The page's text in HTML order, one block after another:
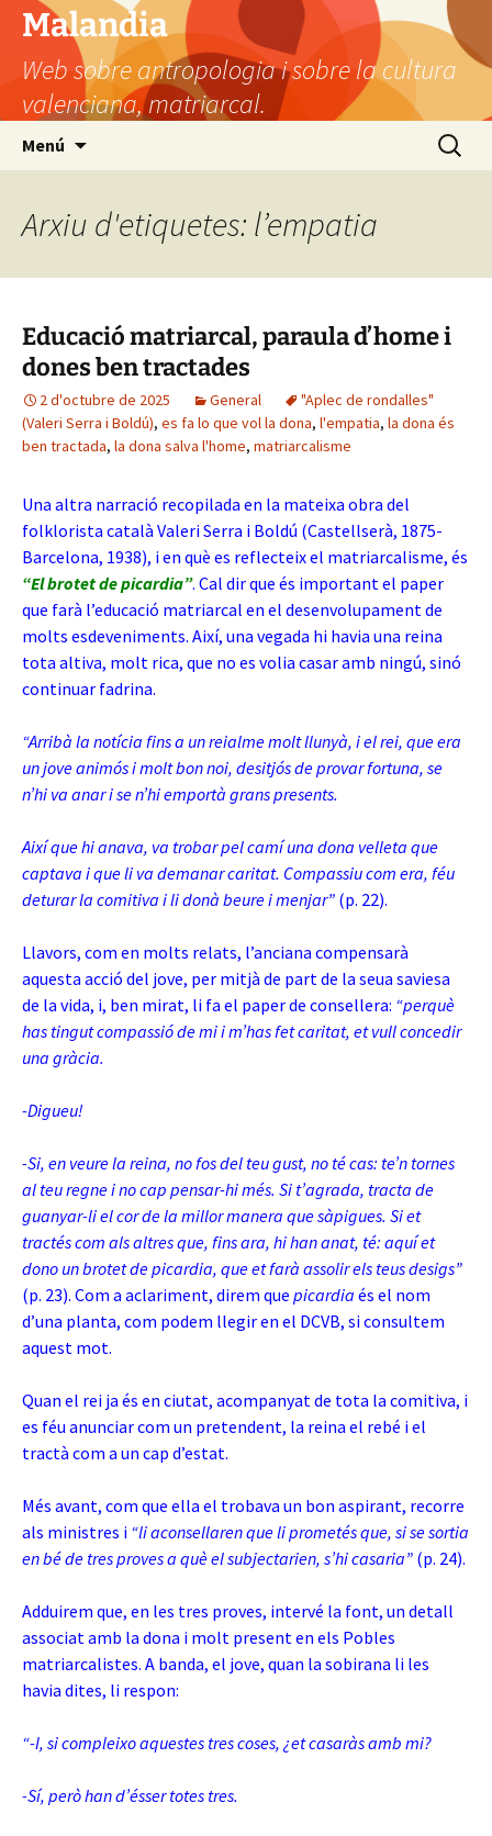
Vés
contingut
Malandia
Web sobre antropologia i sobre la cultura
valenciana, matriarcal.
Menú Cerca:
Arxiu d'etiquetes: l’empatia
Educació matriarcal, paraula d’home i
dones ben tractades
2 d'octubre de 2025 General
"Aplec de rondalles"
(Valeri Serra i Boldú), es fa lo que vol la dona, l'empatia, la dona és
ben tractada, la dona salva l'home, matriarcalisme
Una altra narració recopilada en la mateixa obra del
folklorista català Valeri Serra i Boldú (Castellserà, 1875-
Barcelona, 1938), i en què es reflecteix el matriarcalisme, és
“El brotet de picardia”. Cal dir que és important el paper
que farà l’educació matriarcal en el desenvolupament de
molts esdeveniments. Així, una vegada hi havia una reina
tota altiva, molt rica, que no es volia casar amb ningú, sinó
continuar fadrina.
“Arribà la notícia fins a un reialme molt llunyà, i el rei, que era
un jove animós i molt bon noi, desitjós de provar fortuna, se
n’hi va anar i se n’hi emportà grans presents.
Així que hi anava, va trobar pel camí una dona velleta que
captava i que li va demanar caritat. Compassiu com era, féu
deturar la comitiva i li donà beure i menjar” (p. 22).
Llavors, com en molts relats, l’anciana compensarà
aquesta acció del jove, per mitjà de part de la seua saviesa
de la vida, i, ben mirat, li fa el paper de consellera: “perquè
has tingut compassió de mi i m’has fet caritat, et vull concedir
una gràcia.
-Digueu!
-Si, en veure la reina, no fos del teu gust, no té cas: te’n tornes
al teu regne i no cap pensar-hi més. Si t’agrada, tracta de
guanyar-li el cor de la millor manera que sàpigues. Si et
tractés com als altres que, fins ara, hi han anat, té: aquí et
dono un brotet de picardia, que et farà assolir els teus desigs”
(p. 23). Com a aclariment, direm que picardia és el nom
d’una planta, com podem llegir en el DCVB, si consultem
aquest mot.
Quan el rei ja és en ciutat, acompanyat de tota la comitiva, i
es féu anunciar com un pretendent, la reina el rebé i el
tractà com a un cap d’estat.
Més avant, com que ella el trobava un bon aspirant, recorre
als ministres i “li aconsellaren que li prometés que, si se sortia
en bé de tres proves a què el subjectarien, s’hi casaria” (p. 24).
Adduirem que, en les tres proves, intervé la font, un detall
associat amb la dona i molt present en els Pobles
matriarcalistes. A banda, el jove, quan la sobirana li les
havia dites, li respon:
“-I, si compleixo aquestes tres coses, ¿et casaràs amb mi?
-Sí, però han d’ésser totes tres.